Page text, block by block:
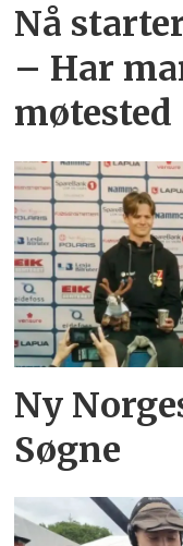
Nå
– Har
møtested
Ny
Søgne